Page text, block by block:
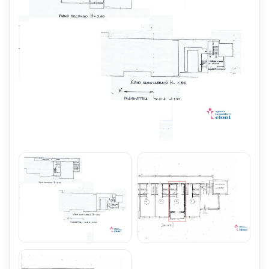
è posto anche in Vendita.
Vendita Appartamento Monolocale Bar-Alpino Fiumalbo
Prezzo di Vendita Euro 51.000 Trattabile.
Cantina,
fa parte di un Piccolo condominio, composto da Sedici
Appartamenti,
non attrezzato con Ascensore.
Il Monolocale Mq 40 con Balcone,
è molto luminoso,
ed è dotato di affaccio panoramico dal Balcone sulle Piste da